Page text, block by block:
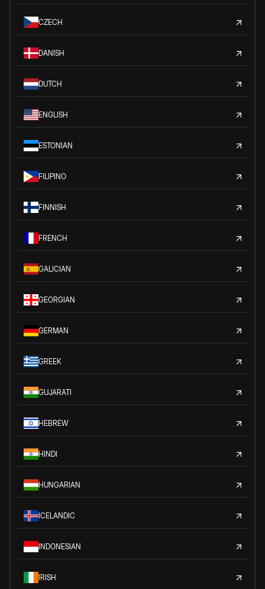
CZECH
DANISH
DUTCH
ENGLISH
ESTONIAN
FILIPINO
FINNISH
FRENCH
GALICIAN
GEORGIAN
GERMAN
GREEK
GUJARATI
HEBREW
HINDI
HUNGARIAN
ICELANDIC
INDONESIAN
IRISH